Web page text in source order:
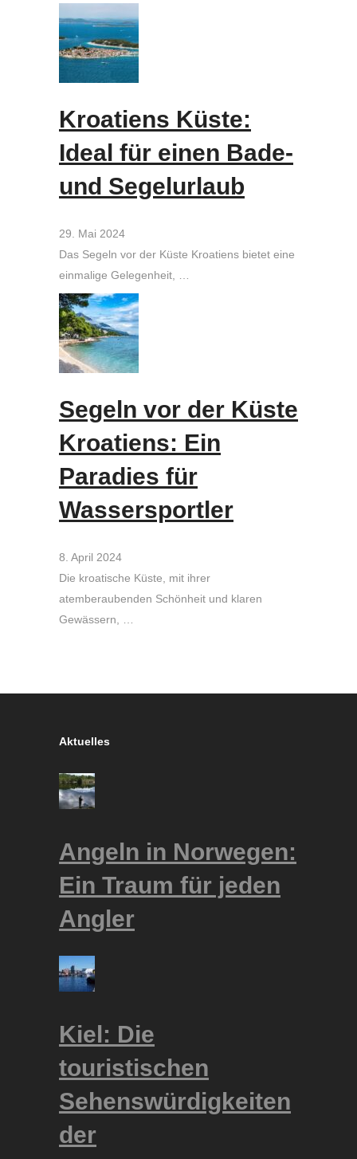
Kroatiens Küste:
Ideal für einen Bade-
und Segelurlaub
29. Mai 2024
Das Segeln vor der Küste Kroatiens bietet eine
einmalige Gelegenheit, …
Segeln vor der Küste
Kroatiens: Ein
Paradies für
Wassersportler
8. April 2024
Die kroatische Küste, mit ihrer
atemberaubenden Schönheit und klaren
Gewässern, …
Aktuelles
Angeln in Norwegen:
Ein Traum für jeden
Angler
Kiel: Die
touristischen
Sehenswürdigkeiten
der